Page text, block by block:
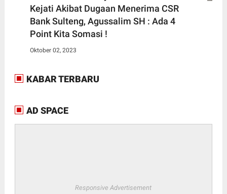
Kejati Akibat Dugaan Menerima CSR
Bank Sulteng, Agussalim SH : Ada 4
Point Kita Somasi !
Oktober 02, 2023
KABAR TERBARU
AD SPACE
Responsive Advertisement